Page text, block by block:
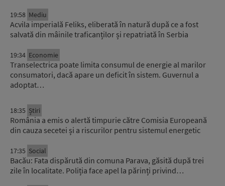
19:58 Mediu
Acvila imperială Feliks, eliberată în natură după ce a fost
salvată din mâinile traficanților și repatriată în Serbia
19:34 Economie
Transelectrica poate limita consumul de energie al marilor
consumatori, dacă apare un deficit în sistem. Guvernul a
adoptat…
18:35 Știri
România a emis o alertă timpurie către Comisia Europeană
din cauza secetei și a riscurilor pentru sistemul energetic
17:35 Social
Bacău: Fata dispărută din comuna Parava, găsită după trei
zile în localitate. Poliția face apel la părinți privind…